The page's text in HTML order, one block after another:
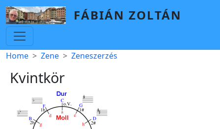
Skip to main content
FÁBIÁN ZOLTÁN
Breadcrumb
Home Zene Zeneszerzés
Kvintkör